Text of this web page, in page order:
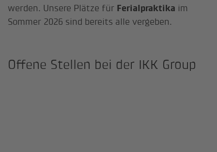
werden. Unsere Plätze für Ferialpraktika im
Sommer 2026 sind bereits alle vergeben.
Offene Stellen bei der IKK Group